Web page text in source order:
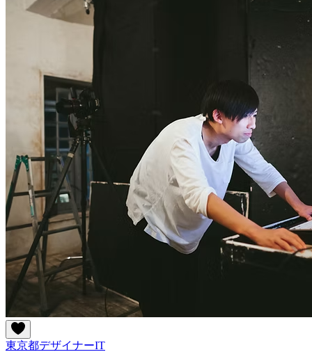
東京都デザイナーIT